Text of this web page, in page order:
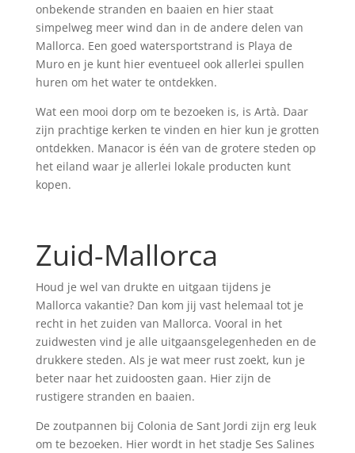
onbekende stranden en baaien en hier staat
simpelweg meer wind dan in de andere delen van
Mallorca. Een goed watersportstrand is Playa de
Muro en je kunt hier eventueel ook allerlei spullen
huren om het water te ontdekken.
Wat een mooi dorp om te bezoeken is, is Artà. Daar
zijn prachtige kerken te vinden en hier kun je grotten
ontdekken. Manacor is één van de grotere steden op
het eiland waar je allerlei lokale producten kunt
kopen.
Zuid-Mallorca
Houd je wel van drukte en uitgaan tijdens je
Mallorca vakantie? Dan kom jij vast helemaal tot je
recht in het zuiden van Mallorca. Vooral in het
zuidwesten vind je alle uitgaansgelegenheden en de
drukkere steden. Als je wat meer rust zoekt, kun je
beter naar het zuidoosten gaan. Hier zijn de
rustigere stranden en baaien.
De zoutpannen bij Colonia de Sant Jordi zijn erg leuk
om te bezoeken. Hier wordt in het stadje Ses Salines